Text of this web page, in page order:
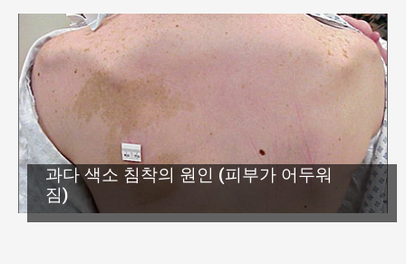
과다 색소 침착의 원인 (피부가 어두워
짐)